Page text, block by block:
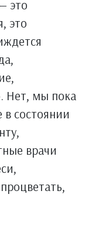
это
это
Нет, мы пока
состоянии
врачи